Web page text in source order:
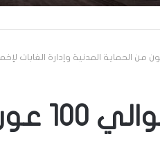
بنزرت: